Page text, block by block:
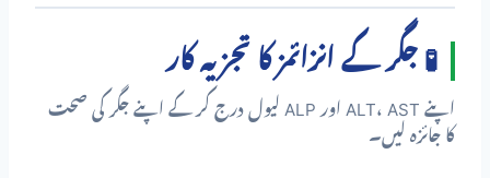
🧪 جگر کے انزائمز کا تجزیہ کار
اپنے ALT، AST اور ALP لیول درج کر کے اپنے جگر کی صحت
کا جائزہ لیں۔